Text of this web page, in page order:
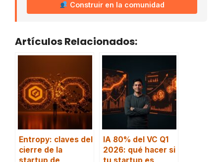
Construir en la comunidad
Artículos Relacionados:
Entropy: claves del
cierre de la
IA 80% del VC Q1
2026: qué hacer si